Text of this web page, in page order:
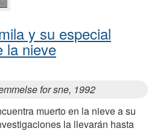
y su especial
la nieve
for sne, 1992
muerto en la nieve a su
la llevarán hasta